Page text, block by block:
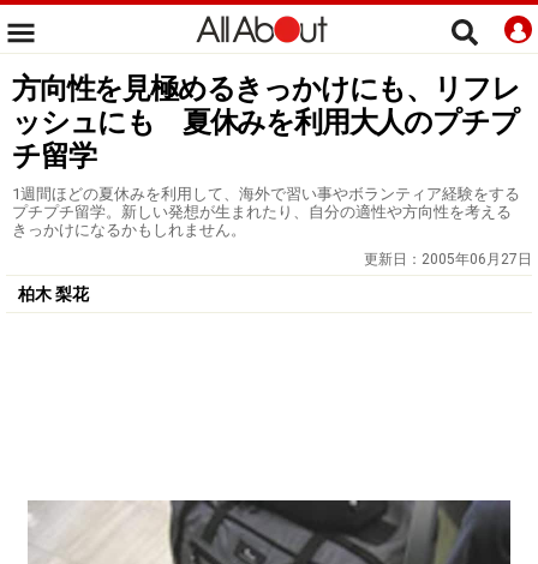
方向性を見極めるきっかけにも、リフレ
ッシュにも 夏休みを利用大人のプチプ
チ留学
1週間ほどの夏休みを利用して、海外で習い事やボランティア経験をする
プチプチ留学。新しい発想が生まれたり、自分の適性や方向性を考える
きっかけになるかもしれません。
更新日： 2005年06月27日
柏木 梨花